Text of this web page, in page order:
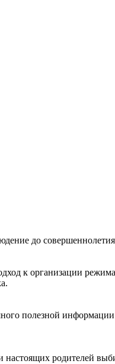
до
к организации
полезной
родителей